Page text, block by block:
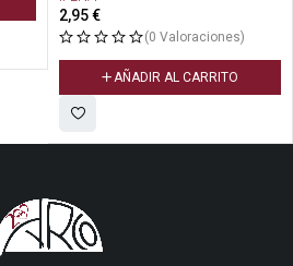
2,95€
(0 Valoraciones)
AÑADIR AL CARRITO